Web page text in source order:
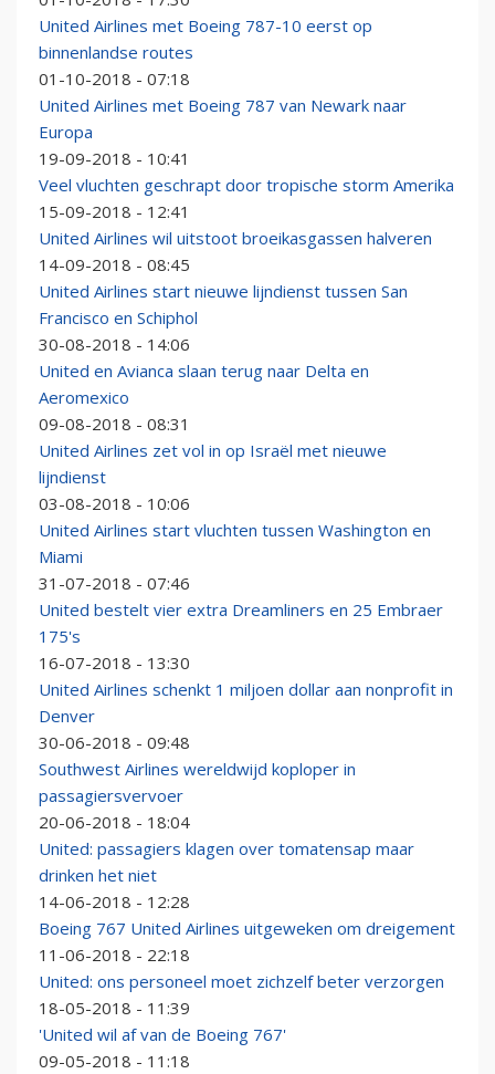
United Airlines met Boeing 787-10 eerst op
binnenlandse routes
01-10-2018 - 07:18
United Airlines met Boeing 787 van Newark naar
Europa
19-09-2018 - 10:41
Veel vluchten geschrapt door tropische storm Amerika
15-09-2018 - 12:41
United Airlines wil uitstoot broeikasgassen halveren
14-09-2018 - 08:45
United Airlines start nieuwe lijndienst tussen San
Francisco en Schiphol
30-08-2018 - 14:06
United en Avianca slaan terug naar Delta en
Aeromexico
09-08-2018 - 08:31
United Airlines zet vol in op Israël met nieuwe
lijndienst
03-08-2018 - 10:06
United Airlines start vluchten tussen Washington en
Miami
31-07-2018 - 07:46
United bestelt vier extra Dreamliners en 25 Embraer
175's
16-07-2018 - 13:30
United Airlines schenkt 1 miljoen dollar aan nonprofit in
Denver
30-06-2018 - 09:48
Southwest Airlines wereldwijd koploper in
passagiersvervoer
20-06-2018 - 18:04
United: passagiers klagen over tomatensap maar
drinken het niet
14-06-2018 - 12:28
Boeing 767 United Airlines uitgeweken om dreigement
11-06-2018 - 22:18
United: ons personeel moet zichzelf beter verzorgen
18-05-2018 - 11:39
'United wil af van de Boeing 767'
09-05-2018 - 11:18